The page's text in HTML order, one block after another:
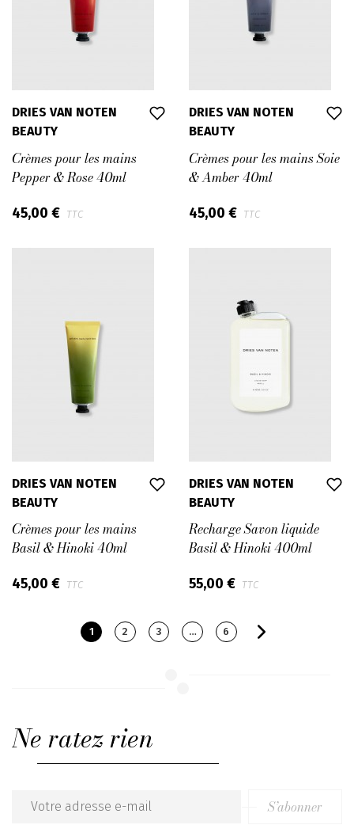
DRIES VAN NOTEN
BEAUTY
Crèmes pour les mains
Pepper & Rose 40ml
45,00 € TTC
DRIES VAN NOTEN
BEAUTY
Crèmes pour les mains Soie
& Amber 40ml
45,00 € TTC
DRIES VAN NOTEN
BEAUTY
Crèmes pour les mains
Basil & Hinoki 40ml
45,00 € TTC
DRIES VAN NOTEN
BEAUTY
Recharge Savon liquide
Basil & Hinoki 400ml
55,00 € TTC
1 2 3 … 6
Ne ratez rien
Email
S’abonner